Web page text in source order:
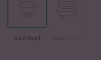
Kochtopf